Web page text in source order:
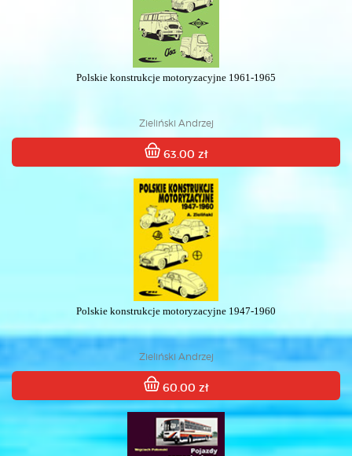
Polskie konstrukcje motoryzacyjne 1961-1965
Zieliński Andrzej
63.00 zł
Polskie konstrukcje motoryzacyjne 1947-1960
Zieliński Andrzej
60.00 zł